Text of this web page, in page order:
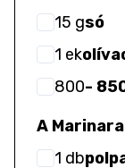
15 gsó
1 ek
800-
A
1 db